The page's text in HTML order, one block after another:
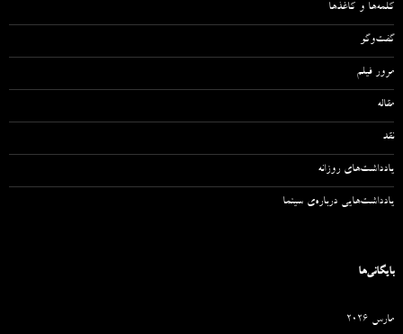
کلمه‌ها و کاغذها
گفت‌وگو
مرور فیلم
مقاله‌
نقد
یادداشت‌های روزانه
یادداشت‌هایی درباره‌ی سینما
بایگانی‌ها
مارس 2026